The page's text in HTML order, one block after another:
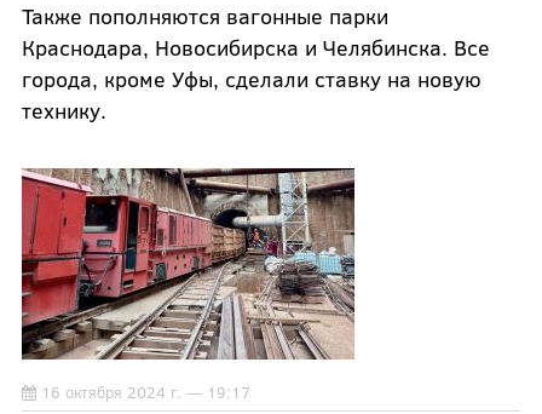
Также пополняются вагонные парки
Краснодара, Новосибирска и Челябинска. Все
города, кроме Уфы, сделали ставку на новую
технику.
16 октября 2024 г. — 19:17